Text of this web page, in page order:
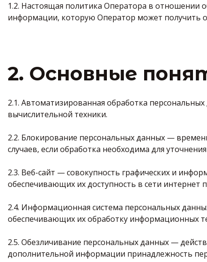
1.2. Настоящая политика Оператора в отношении
информации, которую Оператор может получить о
2. Основные
2.1. Автоматизированная обработка
вычислительной техники.
2.2. Блокирование персональных данных —
случаев, если обработка необходима для
2.3. Веб-сайт — совокупность графических и
обеспечивающих их доступность в сети интернет
2.4. Информационная система персональных
обеспечивающих их обработку информационных
2.5. Обезличивание персональных данных —
дополнительной информации принадлежность